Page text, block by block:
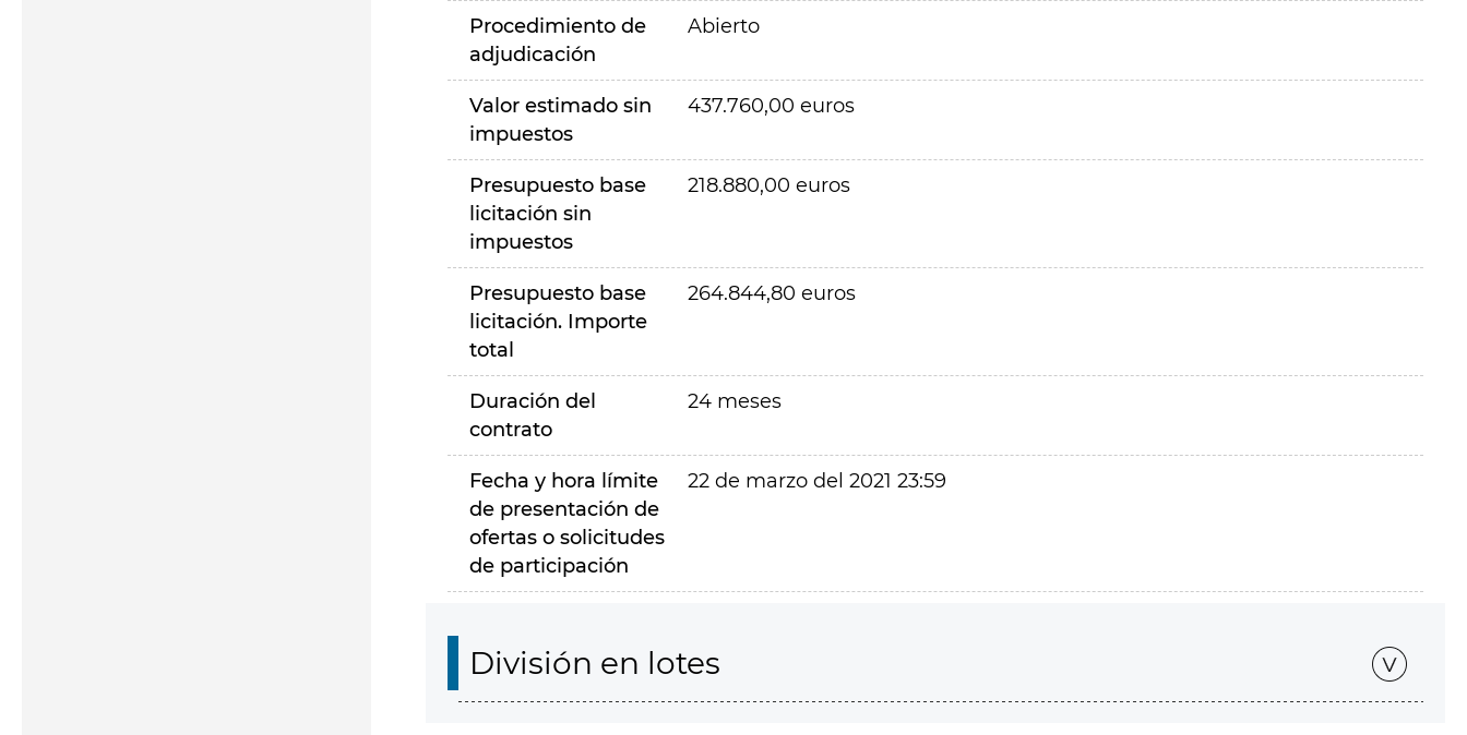
Procedimiento de
adjudicación
Abierto
Valor estimado sin
impuestos
437.760,00 euros
Presupuesto base
licitación sin
impuestos
218.880,00 euros
Presupuesto base
licitación. Importe
total
264.844,80 euros
Duración del
contrato
24 meses
Fecha y hora límite
de presentación de
ofertas o solicitudes
de participación
22 de marzo del 2021 23:59
División en lotes